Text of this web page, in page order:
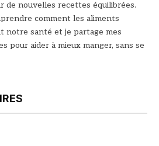
de nouvelles recettes équilibrées.
comment les aliments
notre santé et je partage mes
pour aider à mieux manger, sans se